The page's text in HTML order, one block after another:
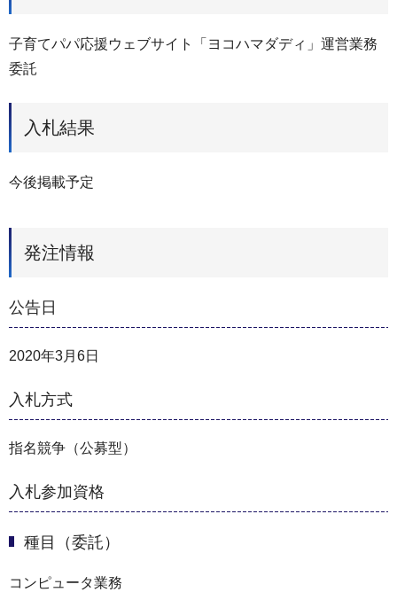
子育てパパ応援ウェブサイト「ヨコハマダディ」運営業務
委託
入札結果
今後掲載予定
発注情報
公告日
2020年3月6日
入札方式
指名競争（公募型）
入札参加資格
種目（委託）
コンピュータ業務